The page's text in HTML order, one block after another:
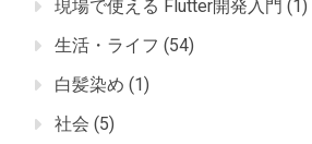
現場で使える Flutter開発入門 (1)
生活・ライフ (54)
白髪染め (1)
社会 (5)